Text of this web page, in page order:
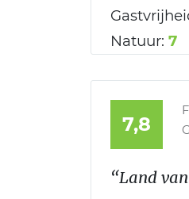
Natuur: 7
7,8
“Land